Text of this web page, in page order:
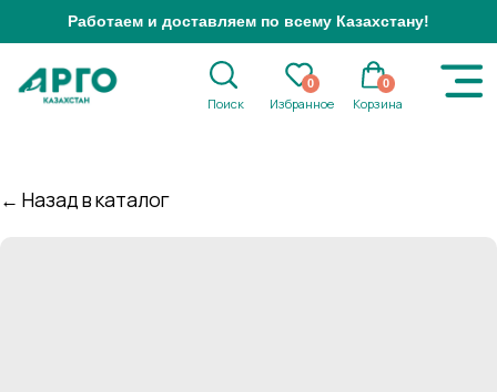
Избранное Корзина
0
Работаем и доставляем по всему Казахстану!